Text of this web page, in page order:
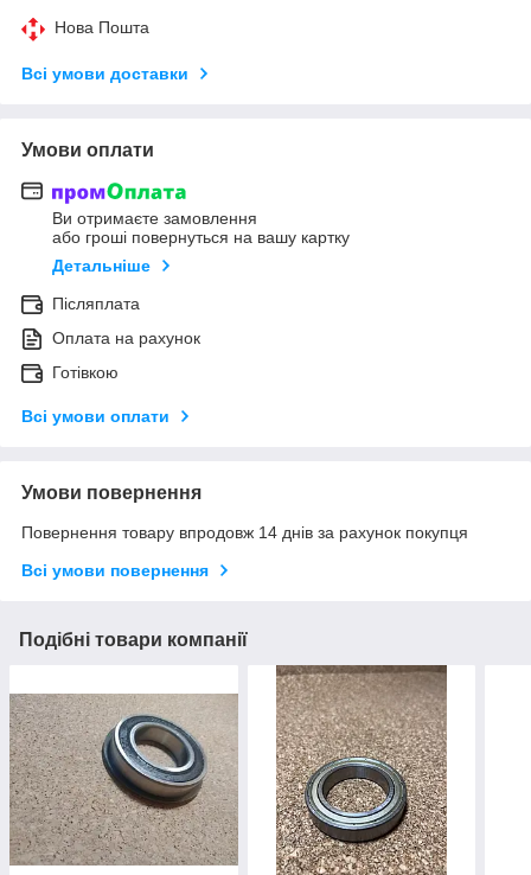
Нова Пошта
Всі умови доставки
Умови оплати
Ви отримаєте замовлення
або гроші повернуться на вашу картку
Детальніше
Післяплата
Оплата на рахунок
Готівкою
Всі умови оплати
Умови повернення
Повернення товару впродовж 14 днів за рахунок покупця
Всі умови повернення
Подібні товари компанії